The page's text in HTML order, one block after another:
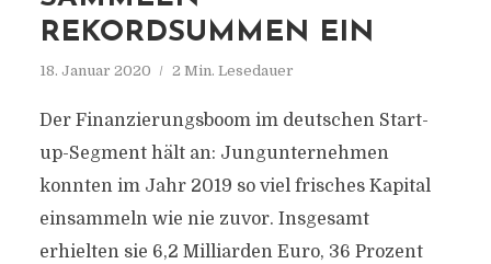
REKORDSUMMEN EIN
18. Januar 2020 2 Min. Lesedauer
Der Finanzierungsboom im deutschen Start-
up-Segment hält an: Jungunternehmen
konnten im Jahr 2019 so viel frisches Kapital
einsammeln wie nie zuvor. Insgesamt
erhielten sie 6,2 Milliarden Euro, 36 Prozent